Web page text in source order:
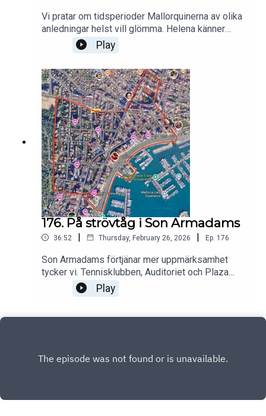
Vi pratar om tidsperioder Mallorquinerna av olika
anledningar helst vill glömma. Helena känner
ingen sympati för förkylningar utan tänker bara på
fest och jordbruksmässor mitt i påskpyntandet.
men bekymrar sig för en stor utgift på bussen i
Palma.Mallorcapodden - för dig som bor på, reser
till eller bara drömmer om Mallorca.
Play
176. På strövtåg i Son Armadams
36:52 | Thursday, February 26, 2026 | Ep. 176
Son Armadams förtjänar mer uppmärksamhet
tycker vi. Tennisklubben, Auditoriet och Plaza
Puente är riktiga landmärken i den trevliga men
lite bortglömda stadsdelen. Helena hackar lite på
Play